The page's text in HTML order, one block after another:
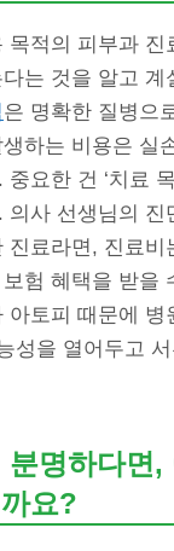
목적의 피부과 진
는 것을 알고 계
은 명확한 질병으
하는 비용은 실
요한 건 ‘치료
의사 선생님의 진
진료라면, 진료비
험 혜택을 받을
아토피 때문에 병
성을 열어두고
분명하다면,
요?